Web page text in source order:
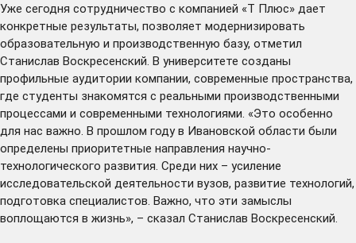
Уже сегодня сотрудничество с компанией «Т Плюс» дает
конкретные результаты, позволяет модернизировать
образовательную и производственную базу, отметил
Станислав Воскресенский. В университете созданы
профильные аудитории компании, современные пространства,
где студенты знакомятся с реальными производственными
процессами и современными технологиями. «Это особенно
для нас важно. В прошлом году в Ивановской области были
определены приоритетные направления научно-
технологического развития. Среди них – усиление
исследовательской деятельности вузов, развитие технологий,
подготовка специалистов. Важно, что эти замыслы
воплощаются в жизнь», – сказал Станислав Воскресенский.